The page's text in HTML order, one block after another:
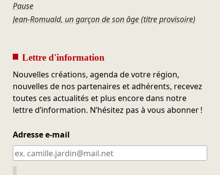
Pause
Jean-Romuald, un garçon de son âge (titre provisoire)
Lettre d'information
Nouvelles créations, agenda de votre région,
nouvelles de nos partenaires et adhérents, recevez
toutes ces actualités et plus encore dans notre
lettre d’information. N’hésitez pas à vous abonner !
Adresse e-mail